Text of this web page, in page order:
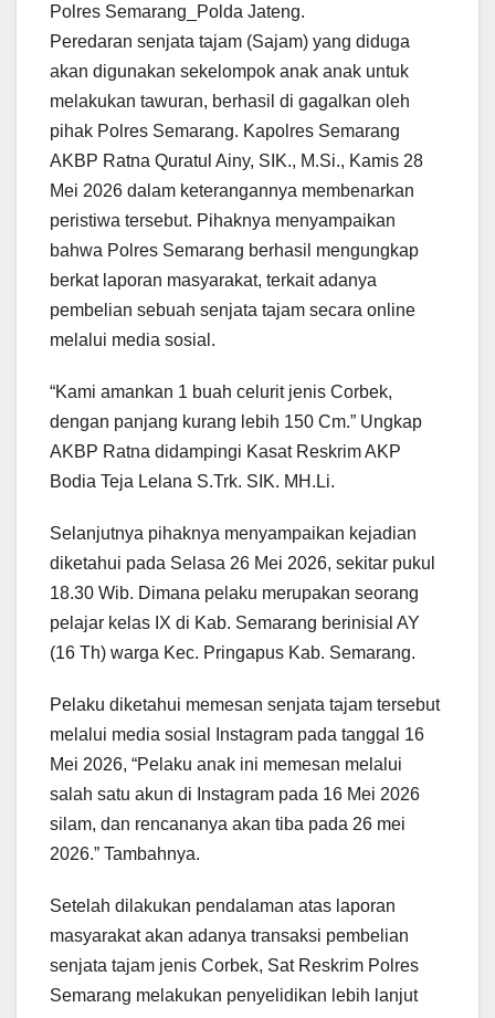
Polres Semarang_Polda Jateng.
Peredaran senjata tajam (Sajam) yang diduga
akan digunakan sekelompok anak anak untuk
melakukan tawuran, berhasil di gagalkan oleh
pihak Polres Semarang. Kapolres Semarang
AKBP Ratna Quratul Ainy, SIK., M.Si., Kamis 28
Mei 2026 dalam keterangannya membenarkan
peristiwa tersebut. Pihaknya menyampaikan
bahwa Polres Semarang berhasil mengungkap
berkat laporan masyarakat, terkait adanya
pembelian sebuah senjata tajam secara online
melalui media sosial.
“Kami amankan 1 buah celurit jenis Corbek,
dengan panjang kurang lebih 150 Cm.” Ungkap
AKBP Ratna didampingi Kasat Reskrim AKP
Bodia Teja Lelana S.Trk. SIK. MH.Li.
Selanjutnya pihaknya menyampaikan kejadian
diketahui pada Selasa 26 Mei 2026, sekitar pukul
18.30 Wib. Dimana pelaku merupakan seorang
pelajar kelas IX di Kab. Semarang berinisial AY
(16 Th) warga Kec. Pringapus Kab. Semarang.
Pelaku diketahui memesan senjata tajam tersebut
melalui media sosial Instagram pada tanggal 16
Mei 2026, “Pelaku anak ini memesan melalui
salah satu akun di Instagram pada 16 Mei 2026
silam, dan rencananya akan tiba pada 26 mei
2026.” Tambahnya.
Setelah dilakukan pendalaman atas laporan
masyarakat akan adanya transaksi pembelian
senjata tajam jenis Corbek, Sat Reskrim Polres
Semarang melakukan penyelidikan lebih lanjut